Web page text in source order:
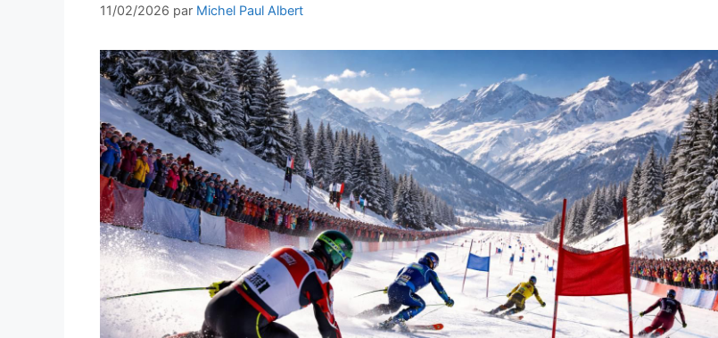
11/02/2026 par Michel Paul Albert